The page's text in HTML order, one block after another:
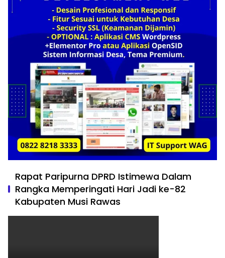
Rapat Paripurna DPRD Istimewa Dalam
Rangka Memperingati Hari Jadi ke-82
Kabupaten Musi Rawas